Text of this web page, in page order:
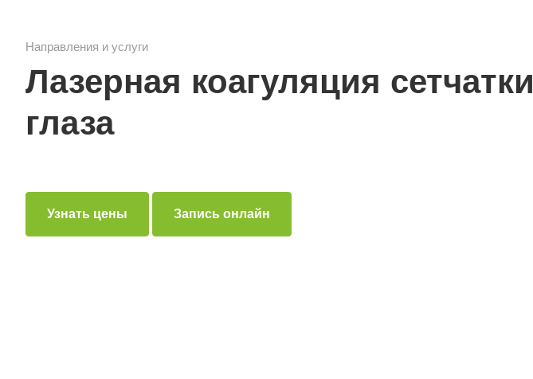
Направления и услуги
Лазерная коагуляция сетчатки
глаза
Узнать цены Запись онлайн